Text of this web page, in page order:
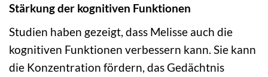
Stärkung der kognitiven Funktionen
Studien haben gezeigt, dass Melisse auch die
kognitiven Funktionen verbessern kann. Sie kann
die Konzentration fördern, das Gedächtnis